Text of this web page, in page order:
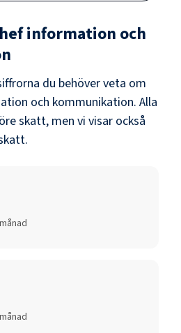
information och
du behöver veta om
och kommunikation. Alla
skatt, men vi visar också